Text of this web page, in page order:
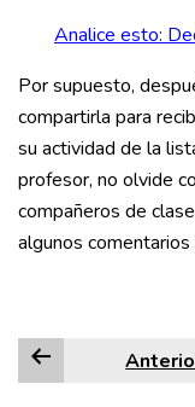
Analice esto:
Por supuesto,
compartirla para
su actividad de la
profesor, no olvide
compañeros de
algunos comentarios